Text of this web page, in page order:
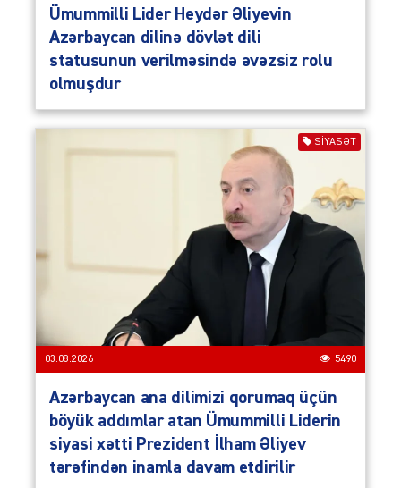
Ümummilli Lider Heydər Əliyevin
Azərbaycan dilinə dövlət dili
statusunun verilməsində əvəzsiz rolu
olmuşdur
SIYASƏT
03.08.2026 5490
Azərbaycan ana dilimizi qorumaq üçün
böyük addımlar atan Ümummilli Liderin
siyasi xətti Prezident İlham Əliyev
tərəfindən inamla davam etdirilir